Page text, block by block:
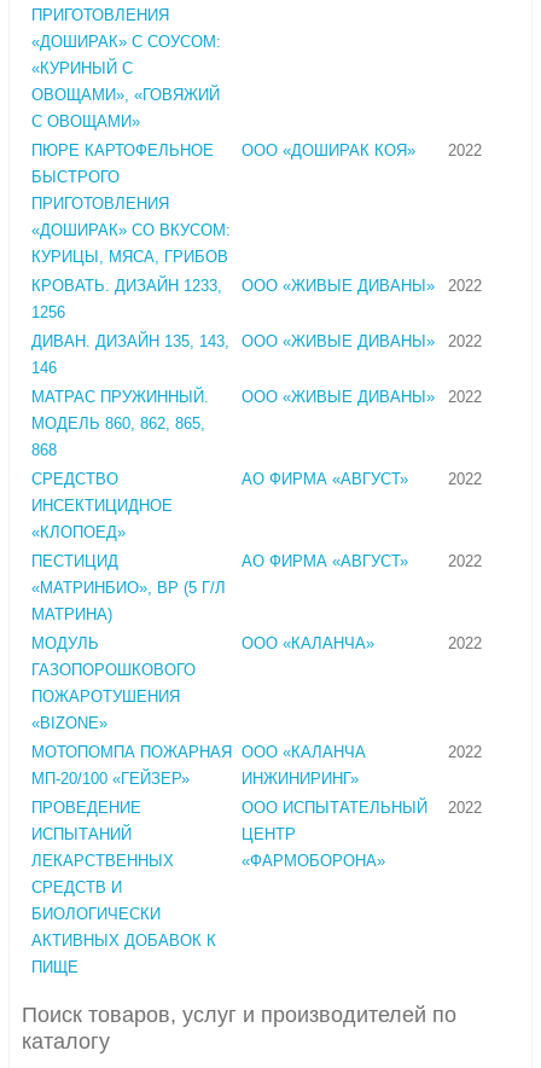
ПРИГОТОВЛЕНИЯ
«ДОШИРАК» С СОУСОМ:
«КУРИНЫЙ С
ОВОЩАМИ», «ГОВЯЖИЙ
С ОВОЩАМИ»
ПЮРЕ КАРТОФЕЛЬНОЕ
БЫСТРОГО
ПРИГОТОВЛЕНИЯ
«ДОШИРАК» СО ВКУСОМ:
КУРИЦЫ, МЯСА, ГРИБОВ
ООО «ДОШИРАК КОЯ» 2022
КРОВАТЬ. ДИЗАЙН 1233,
1256
ООО «ЖИВЫЕ ДИВАНЫ» 2022
ДИВАН. ДИЗАЙН 135, 143,
146
ООО «ЖИВЫЕ ДИВАНЫ» 2022
МАТРАС ПРУЖИННЫЙ.
МОДЕЛЬ 860, 862, 865,
868
ООО «ЖИВЫЕ ДИВАНЫ» 2022
СРЕДСТВО
ИНСЕКТИЦИДНОЕ
«КЛОПОЕД»
АО ФИРМА «АВГУСТ» 2022
ПЕСТИЦИД
«МАТРИНБИО», ВР (5 Г/Л
МАТРИНА)
АО ФИРМА «АВГУСТ» 2022
МОДУЛЬ
ГАЗОПОРОШКОВОГО
ПОЖАРОТУШЕНИЯ
«BIZONE»
ООО «КАЛАНЧА» 2022
МОТОПОМПА ПОЖАРНАЯ
МП-20/100 «ГЕЙЗЕР»
ООО «КАЛАНЧА
ИНЖИНИРИНГ»
2022
ПРОВЕДЕНИЕ
ИСПЫТАНИЙ
ЛЕКАРСТВЕННЫХ
СРЕДСТВ И
БИОЛОГИЧЕСКИ
АКТИВНЫХ ДОБАВОК К
ПИЩЕ
ООО ИСПЫТАТЕЛЬНЫЙ
ЦЕНТР
«ФАРМОБОРОНА»
2022
Поиск товаров, услуг и производителей по
каталогу